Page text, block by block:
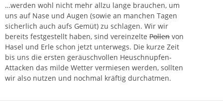
…werden wohl nicht mehr allzu lange brauchen, um
uns auf Nase und Augen (sowie an manchen Tagen
sicherlich auch aufs Gemüt) zu schlagen. Wir wir
bereits festgestellt haben, sind vereinzelte Pollen von
Hasel und Erle schon jetzt unterwegs. Die kurze Zeit
bis uns die ersten geräuschvollen Heuschnupfen-
Attacken das milde Wetter vermiesen werden, sollten
wir also nutzen und nochmal kräftig durchatmen.